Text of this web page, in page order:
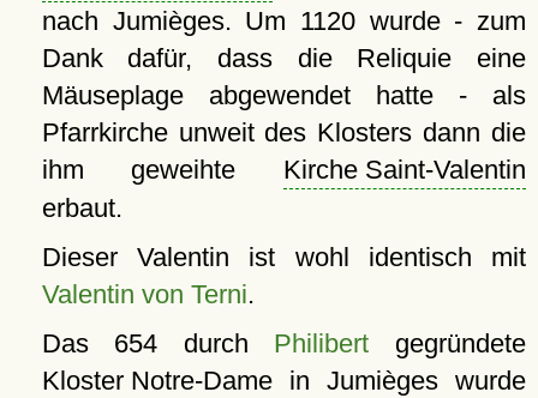
nach Jumièges. Um 1120 wurde - zum
Dank dafür, dass die Reliquie eine
Mäuseplage abgewendet hatte - als
Pfarrkirche unweit des Klosters dann die
ihm geweihte Kirche Saint-Valentin
erbaut.
Dieser Valentin ist wohl identisch mit
Valentin von Terni.
Das 654 durch Philibert gegründete
Kloster Notre-Damein Jumièges wurde